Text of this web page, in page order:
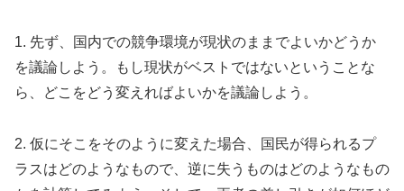
1. 先ず、国内での競争環境が現状のままでよいかどうか
を議論しよう。もし現状がベストではないということな
ら、どこをどう変えればよいかを議論しよう。
2. 仮にそこをそのように変えた場合、国民が得られるプ
ラスはどのようなもので、逆に失うものはどのようなもの